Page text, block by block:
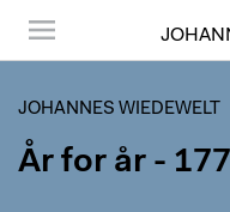
JOHANNES WIEDEWELT
År for år -